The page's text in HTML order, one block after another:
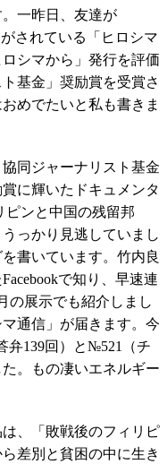
一昨日、友達が
されている「ヒロシマ
シマから」発行を評価
基金」奨励賞を受賞さ
めでたいと私も書きま
同ジャーナリスト基金
に輝いたドキュメンタ
ピンと中国の残留邦
っかり見逃していまし
書いています。竹内良
で知り、早速連
の展示でも紹介しまし
通信」が届きます。今
弁139回）と№521（チ
。もの凄いエネルギー
、「敗戦後のフィリピ
差別と貧困の中に生き